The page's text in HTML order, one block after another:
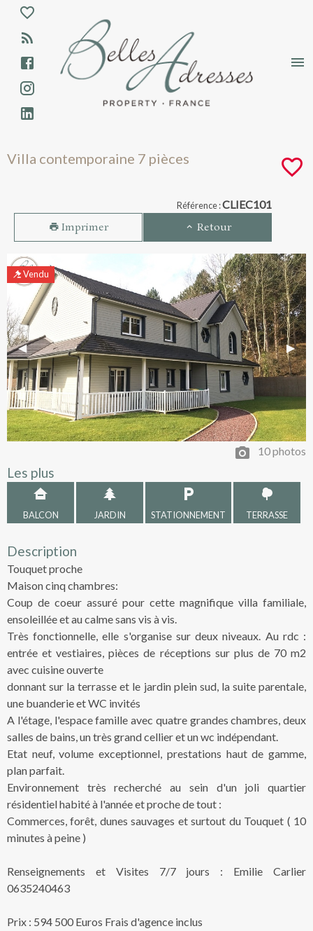
Villa contemporaine 7 pièces - Vente -
Aparté haute
En-tête
Liens
Villa contemporaine 7 pièces
Référence :CLIEC101
Imprimer Retour
Vendu
Previous Slide
◀︎ Next
▶︎
10 photos
Les plus
BALCON JARDIN STATIONNEMENT TERRASSE
Description
Touquet proche
Maison cinq chambres:
Coup de coeur assuré pour cette magnifique villa familiale,
ensoleillée et au calme sans vis à vis.
Très fonctionnelle, elle s'organise sur deux niveaux. Au rdc :
entrée et vestiaires, pièces de réceptions sur plus de 70 m2
avec cuisine ouverte
donnant sur la terrasse et le jardin plein sud, la suite parentale,
une buanderie et WC invités
A l'étage, l'espace famille avec quatre grandes chambres, deux
salles de bains, un très grand cellier et un wc indépendant.
Etat neuf, volume exceptionnel, prestations haut de gamme,
plan parfait.
Environnement très recherché au sein d'un joli quartier
résidentiel habité à l'année et proche de tout :
Commerces, forêt, dunes sauvages et surtout du Touquet ( 10
minutes à peine )
Renseignements et Visites 7/7 jours : Emilie Carlier
0635240463
Prix : 594 500 Euros Frais d'agence inclus